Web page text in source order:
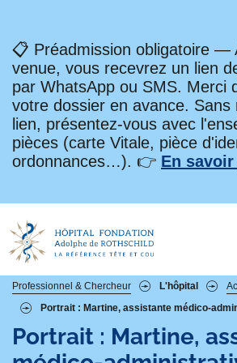
📋 Préadmission obligatoire —
venue, vous recevrez un lien
par WhatsApp ou SMS. Merci
votre dossier en avance. Sans
lien, présentez-vous avec
pièces (carte Vitale, pièce
ordonnances…). 👉 En
Fil
d'Ariane
Professionnel & Chercheur L'hôpital
Portrait : Martine, assistante médico-
Portrait : Martine,